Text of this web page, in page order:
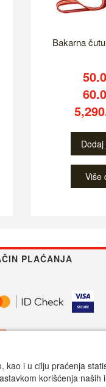
Bakarna
Više
PLAĆANJA
kao i u cilju praćenja
korišćenja naših